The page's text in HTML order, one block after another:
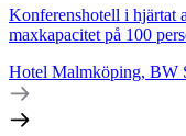
Konferenshotell i hjärtat
maxkapacitet på 100
Hotel Malmköping, BW